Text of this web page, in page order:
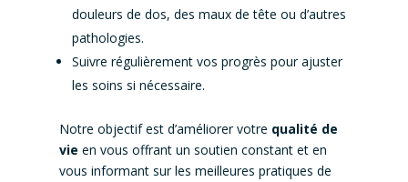
douleurs de dos, des maux de tête ou d’autres
pathologies.
Suivre régulièrement vos progrès pour ajuster
les soins si nécessaire.
Notre objectif est d’améliorer votre qualité de
vie en vous offrant un soutien constant et en
vous informant sur les meilleures pratiques de